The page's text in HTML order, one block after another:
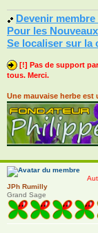
Devenir
Pour les
Se localiser sur la
[!] Pas de support
tous. Merci.
Une mauvaise herbe
JPh Rumilly
Grand Sage